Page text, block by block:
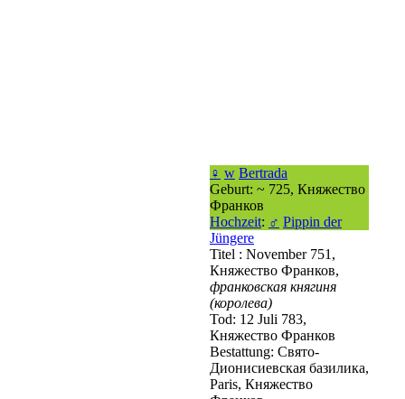
♀ w Bertrada
Geburt: ~ 725, Княжество
Франков
Hochzeit: ♂ Pippin der
Jüngere
Titel : November 751,
Княжество Франков,
франковская княгиня
(королева)
Tod: 12 Juli 783,
Княжество Франков
Bestattung: Свято-
Дионисиевская базилика,
Paris, Княжество